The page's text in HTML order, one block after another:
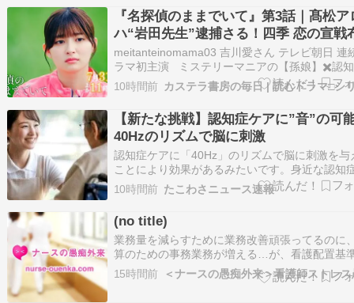
トしてきたが、新たな問題が浮上して――。認
介護における口腔ケアや食事介助の課題とは？
「…
『名探偵のままでいて』第3話｜髙松ア
ハ“岩田先生”逮捕さる！四季 恋の宣戦
も!?【ネタバレ】
meitanteinomama03 吉川愛さん テレビ朝日 連
ラマ初主演 ミステリーマニアの【孫娘】✖️認
【祖父】 超異色バディ 謎解きミステリ 〈 読
ラマ□case1437〉 テレビ朝日『名探偵のまま
て』 2026年7月17日放送スタート…
10時間前
【新たな挑戦】認知症ケアに”音”の可
40Hzのリズムで脳に刺激
認知症ケアに「40Hz」のリズムで脳に刺激を与
ことにより効果があるみたいです。身近な認知
方に試してみてはいかがでしょうか。何もしな
りは、マシかも知れません。 続きを読む
10時間前 たこわさニュース速報
(no title)
業務量を減らすために業務改善頑張ってるのに
算のための事務業務が増える…が、看護配置基
悪化する…、そのうえ超過勤務には厳しい…。
せない業務を増やすな！ 認知症も増える世の中
15時間前